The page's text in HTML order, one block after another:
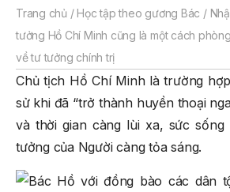
Trang chủ / Học tập theo gương Bác /
tưởng Hồ Chí Minh cũng là một cách
về tư tưởng chính trị
Chủ tịch Hồ Chí Minh là trường
sử khi đã “trở thành huyền thoại
và thời gian càng lùi xa, sức
tưởng của Người càng tỏa sáng.